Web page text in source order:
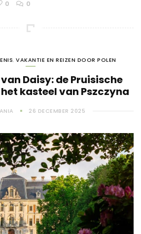
0 0
, VAKANTIE EN REIZEN DOOR POLEN
Daisy: de Pruisische
kasteel van Pszczyna
ANIA 26 DECEMBER 2025